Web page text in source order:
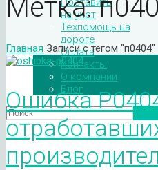
на учет
Техпомощь на
дороге
Оплата
Контакты
О компании
Блог
Метка:
Главная Записи с тегом "п0404"
Ошибка